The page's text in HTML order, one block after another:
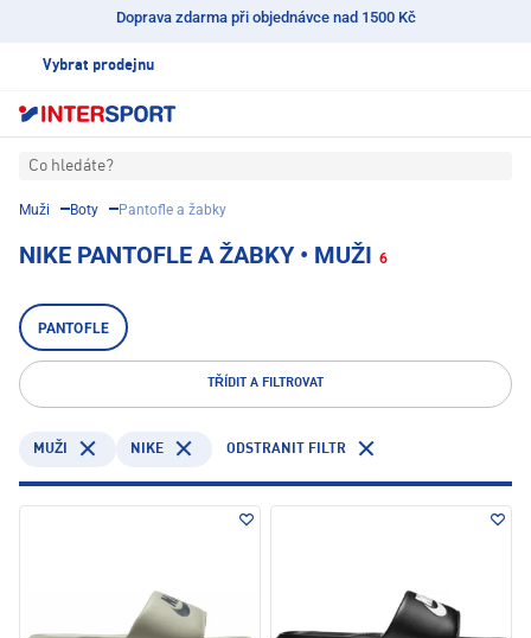
Doprava zdarma při objednávce nad 1500 Kč
Vybrat prodejnu
Co hledáte?
Muži Boty Pantofle a žabky
NIKE PANTOFLE A ŽABKY • MUŽI 6
PANTOFLE
TŘÍDIT A FILTROVAT
MUŽI NIKE ODSTRANIT FILTR